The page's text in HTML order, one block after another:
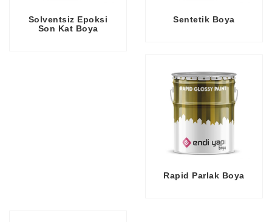
Solventsiz Epoksi
Son Kat Boya
Sentetik Boya
Rapid Parlak Boya